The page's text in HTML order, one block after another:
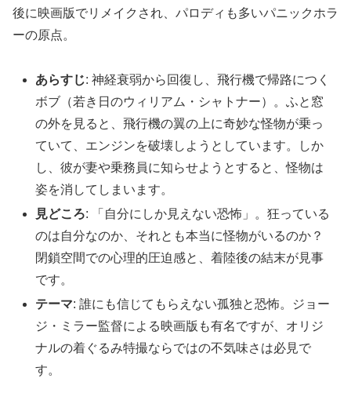
後に映画版でリメイクされ、パロディも多いパニックホラ
ーの原点。
あらすじ: 神経衰弱から回復し、飛行機で帰路につく
ボブ（若き日のウィリアム・シャトナー）。ふと窓
の外を見ると、飛行機の翼の上に奇妙な怪物が乗っ
ていて、エンジンを破壊しようとしています。しか
し、彼が妻や乗務員に知らせようとすると、怪物は
姿を消してしまいます。
見どころ: 「自分にしか見えない恐怖」。狂っている
のは自分なのか、それとも本当に怪物がいるのか？
閉鎖空間での心理的圧迫感と、着陸後の結末が見事
です。
テーマ: 誰にも信じてもらえない孤独と恐怖。ジョー
ジ・ミラー監督による映画版も有名ですが、オリジ
ナルの着ぐるみ特撮ならではの不気味さは必見で
す。